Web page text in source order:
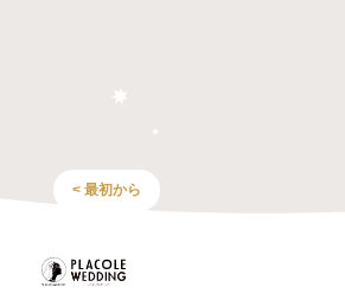
< 最初から